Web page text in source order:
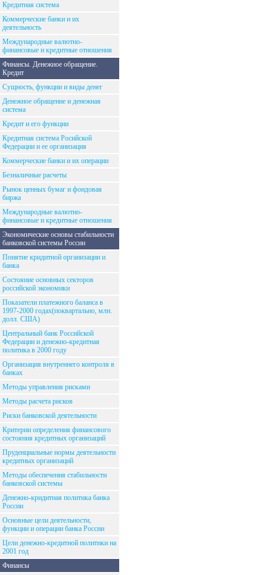
Кредитная система
Коммерческие банки и их
деятельность
Международные валютно-
финансовые и кредитные отношения
Финансы. Денежное обращение.
Кредит
Сущность, функции и виды денег
Денежное обращение и денежная
система
Кредит и его функции
Кредитная система Росийской
Федерации и ее организация
Коммерческие банки и их операции
Безналичные расчеты
Рынок ценных бумаг и фондовая
биржа
Международные валютно-
финансовые и кредитные отношения
Экономические основы стабильности
банковской системы России
Понятие кридитной организации и
банка
Состояние основных секторов
российской экономики
Показатели платежного баланса в
1997-2000 годах(поквартально, млн.
долл. США)
Центральный банк Российской
Федерации и денежно-кредитная
политика в 2000 году
Организация внутреннего контроля в
банках
Методы управления рисками
Методы расчета рисков
Риски банковской деятельности
Критерии определения финансового
состояния кредитных организаций
Пруденциальные нормы деятельности
кредитных организаций
Методы обеспечения стабильности
банковской системы
Денежно-кридитная политика банка
России
Основные цели деятельности,
функции и операции банка России
Цели денежно-кредитной политики на
2001 год
Финансы